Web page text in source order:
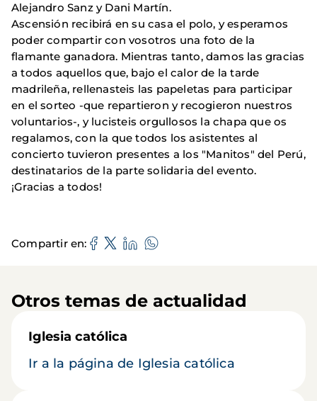
Alejandro Sanz y Dani Martín.
Ascensión recibirá en su casa el polo, y esperamos
poder compartir con vosotros una foto de la
flamante ganadora. Mientras tanto, damos las gracias
a todos aquellos que, bajo el calor de la tarde
madrileña, rellenasteis las papeletas para participar
en el sorteo -que repartieron y recogieron nuestros
voluntarios-, y lucisteis orgullosos la chapa que os
regalamos, con la que todos los asistentes al
concierto tuvieron presentes a los "Manitos" del Perú,
destinatarios de la parte solidaria del evento.
¡Gracias a todos!
Compartir en
Otros temas de actualidad
Iglesia católica
Ir a la página de Iglesia católica